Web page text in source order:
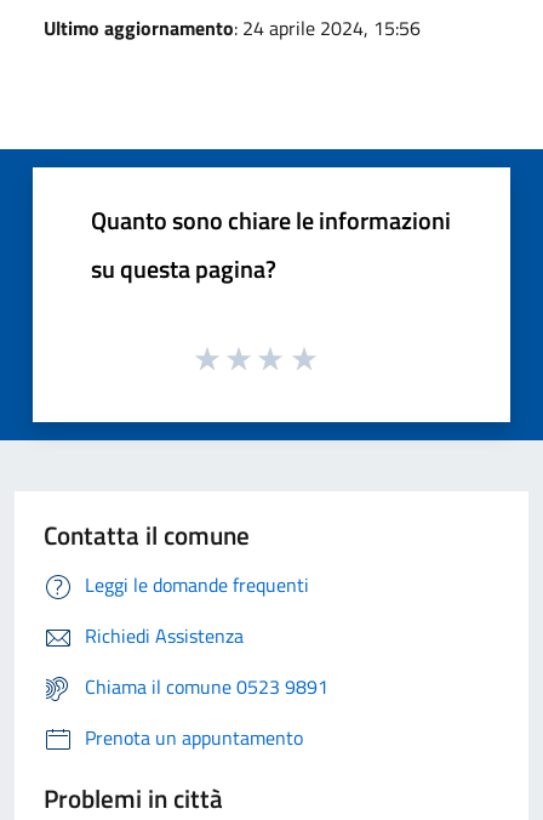
Ultimo aggiornamento: 24 aprile 2024, 15:56
Quanto sono chiare le informazioni
su questa pagina?
Contatta il comune
Leggi le domande frequenti
Richiedi Assistenza
Chiama il comune 0523 9891
Prenota un appuntamento
Problemi in città